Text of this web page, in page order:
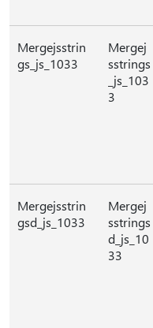
Mergejsstrin
gs_js_1033
Mergej
sstrings
_js_103
3
Mergejsstrin
gsd_js_1033
Mergej
sstrings
d_js_10
33